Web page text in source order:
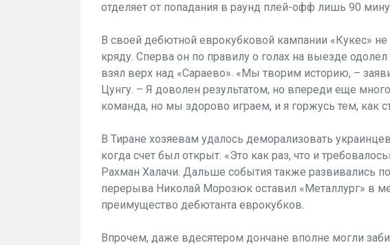
отделяет от попадания в раунд плей-офф лишь 90
В своей дебютной еврокубковой кампании «Кукес»
кряду. Сперва он по правилу о голах на выезде
взял верх над «Сараево». «Мы творим историю, –
Цунгу. – Я доволен результатом, но впереди еще
команда, но мы здорово играем, и я горжусь тем, как
В Тиране хозяевам удалось деморализовать
когда счет был открыт. «Это как раз, что и
Рахман Халачи. Дальше события также развивались
перерыва Николай Морозюк оставил «Металлург» в
преимущество дебютанта еврокубков.
Впрочем, даже вдесятером дончане вполне могли